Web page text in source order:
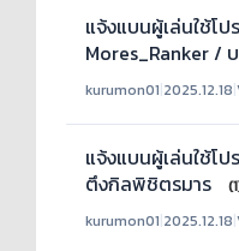
แจ้งแบนผู้เล่นใช้โ
Mores_Ranker /
kurumon01|2025.12.18|
แจ้งแบนผู้เล่นใช้โ
ตึงกิลพิชิตรมาร
kurumon01|2025.12.18|